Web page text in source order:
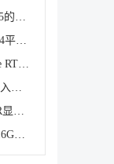
老显卡性能损失可达40%! DLSS 4.5的确很香但不一定适
蓝戟B570 Photon在Z890与B760MD4平台下的性能差异对比
首款纯白iCHILL显卡! 映众GeForce RTX 5060 8GB雪域冰
发布6年的老显卡RX6900XT还值得入手吗? 7款2K游戏性能
RX 9070 XT 和RTX 4070 Ti SUPER显卡怎么选? 4K游戏性
解锁190W功率! 映众RTX 5060 Ti 16GB超级冰龙显卡首发